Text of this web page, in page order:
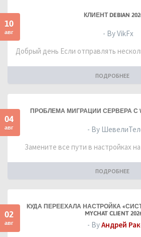
10
авг
КЛИЕНТ DEBIAN
- By VikFx
Добрый день Если отправлять
ПОДРОБНЕЕ
04
авг
ПРОБЛЕМА МИГРАЦИИ СЕРВЕРА С
- By
Замените все пути в настройках
ПОДРОБНЕЕ
02
авг
КУДА ПЕРЕЕХАЛА НАСТРОЙКА
MYCHAT CLIENT
- ByАндрей